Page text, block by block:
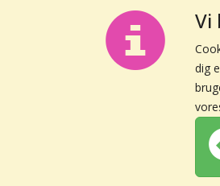
Vi
dig